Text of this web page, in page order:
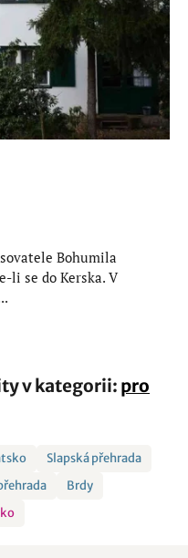
Bohumila
li se do Kerska. V
v kategorii: pro
Slapská přehrada
Brdy